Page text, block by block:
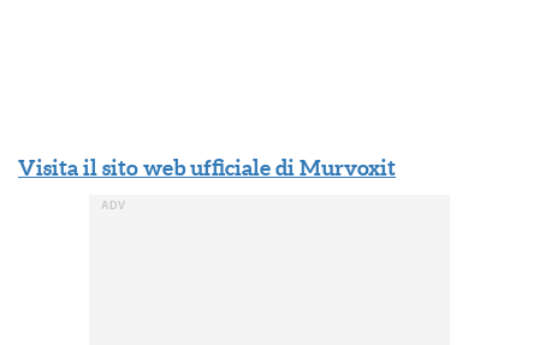
Visita il sito web ufficiale di Murvoxit